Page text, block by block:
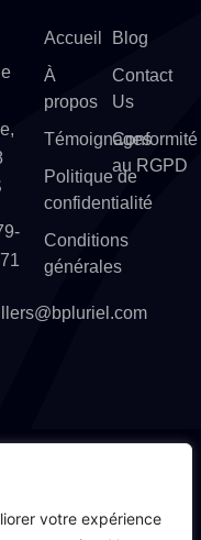
votre expérience
Accueil
À
propos
Témoignages
Politique de
confidentialité
Conditions
générales
Blog
Contact
Us
Conformité
au RGPD